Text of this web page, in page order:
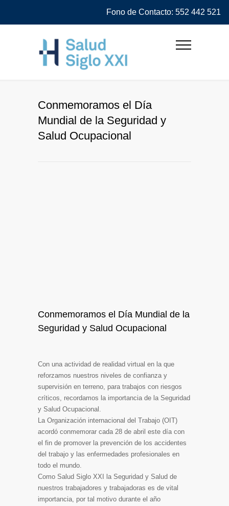
Fono de Contacto: 552 442 521
Conmemoramos el Día
Mundial de la Seguridad y
Salud Ocupacional
Conmemoramos el Día Mundial de la
Seguridad y Salud Ocupacional
Con una actividad de realidad virtual en la que
reforzamos nuestros niveles de confianza y
supervisión en terreno, para trabajos con riesgos
críticos, recordamos la importancia de la Seguridad
y Salud Ocupacional.
La Organización internacional del Trabajo (OIT)
acordó conmemorar cada 28 de abril este día con
el fin de promover la prevención de los accidentes
del trabajo y las enfermedades profesionales en
todo el mundo.
Como Salud Siglo XXI la Seguridad y Salud de
nuestros trabajadores y trabajadoras es de vital
importancia, por tal motivo durante el año